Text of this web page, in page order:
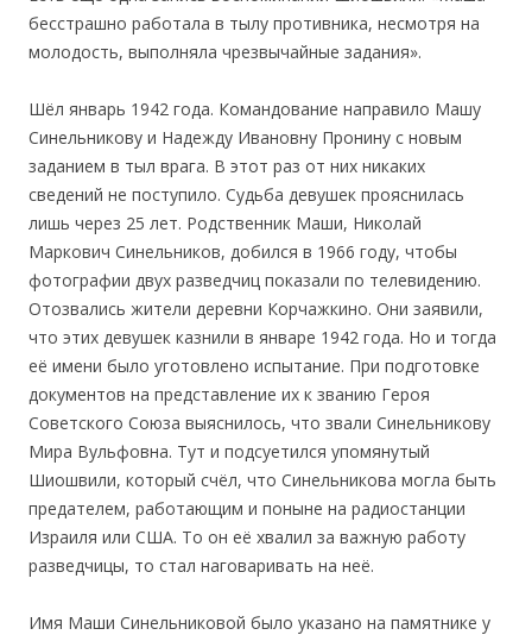
бесстрашно работала в тылу противника, несмотря на
молодость, выполняла чрезвычайные задания».
Шёл январь 1942 года. Командование направило Машу
Синельникову и Надежду Ивановну Пронину с новым
заданием в тыл врага. В этот раз от них никаких
сведений не поступило. Судьба девушек прояснилась
лишь через 25 лет. Родственник Маши, Николай
Маркович Синельников, добился в 1966 году, чтобы
фотографии двух разведчиц показали по телевидению.
Отозвались жители деревни Корчажкино. Они заявили,
что этих девушек казнили в январе 1942 года. Но и тогда
её имени было уготовлено испытание. При подготовке
документов на представление их к званию Героя
Советского Союза выяснилось, что звали Синельникову
Мира Вульфовна. Тут и подсуетился упомянутый
Шиошвили, который счёл, что Синельникова могла быть
предателем, работающим и поныне на радиостанции
Израиля или США. То он её хвалил за важную работу
разведчицы, то стал наговаривать на неё.
Имя Маши Синельниковой было указано на памятнике у